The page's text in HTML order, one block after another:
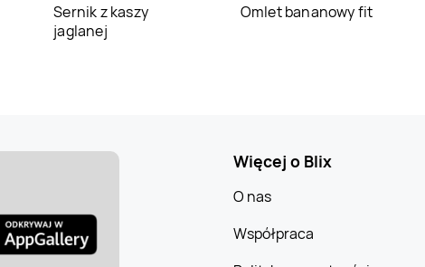
Sernik z kaszy
jaglanej
Omlet bananowy fit
Więcej o Blix
O nas
Współpraca